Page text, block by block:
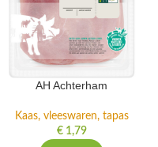
AH Achterham
Kaas, vleeswaren, tapas
€1,79